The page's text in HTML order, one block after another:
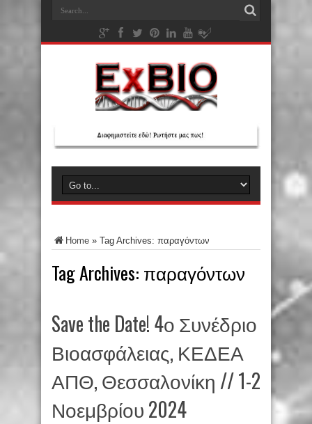
Home » Tag Archives: παραγόντων
Tag Archives: παραγόντων
Save the Date! 4ο Συνέδριο
Βιοασφάλειας, ΚΕΔΕΑ
ΑΠΘ, Θεσσαλονίκη // 1-2
Νοεμβρίου 2024